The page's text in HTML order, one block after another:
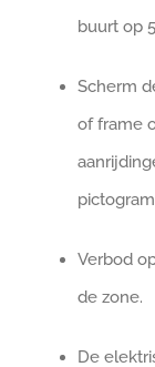
buurt op
Scherm
of frame
Verbod
de zone.
De